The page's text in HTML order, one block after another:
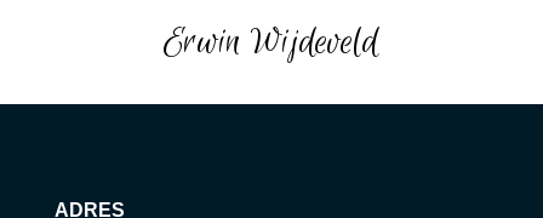
Erwin Wijdeveld
ADRES